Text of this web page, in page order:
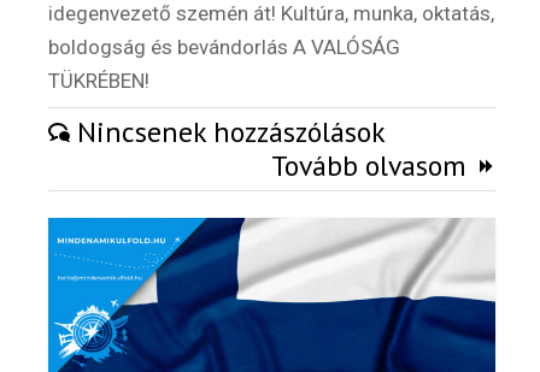
Külföldi munkaajánlatok
idegenvezető szemén át! Kultúra, munka, oktatás,
boldogság és bevándorlás A VALÓSÁG
TÜKRÉBEN!
Nincsenek hozzászólások
Tovább olvasom